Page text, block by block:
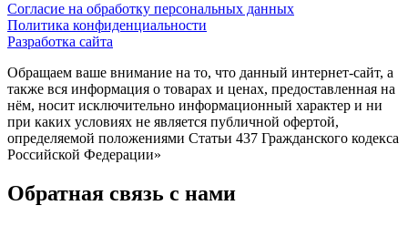
Согласие на обработку персональных данных
Политика конфиденциальности
Разработка сайта
Обращаем ваше внимание на то, что данный интернет-сайт, а
также вся информация о товарах и ценах, предоставленная на
нём, носит исключительно информационный характер и ни
при каких условиях не является публичной офертой,
определяемой положениями Статьи 437 Гражданского кодекса
Российской Федерации»
Обратная связь с нами